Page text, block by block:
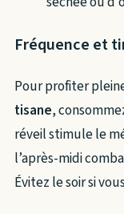
Fréquence et
Pour profiter
tisane,
réveil stimule le
l’après-midi
Évitez le soir si